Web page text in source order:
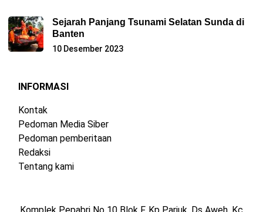
Sejarah Panjang Tsunami Selatan Sunda di
Banten
10 Desember 2023
INFORMASI
Kontak
Pedoman Media Siber
Pedoman pemberitaan
Redaksi
Tentang kami